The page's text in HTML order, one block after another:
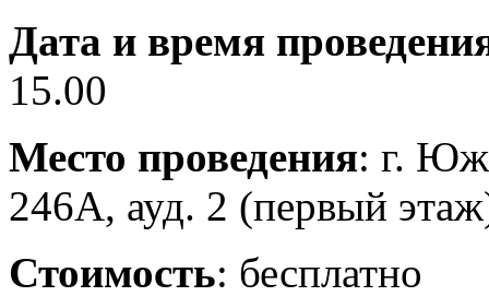
Дата и время
15.00
Место проведения: г.
246А, ауд. 2 (первый
Стоимость: бесплатно